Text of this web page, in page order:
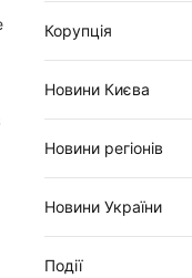
Корупція
Новини Києва
Новини регіонів
Новини України
Події